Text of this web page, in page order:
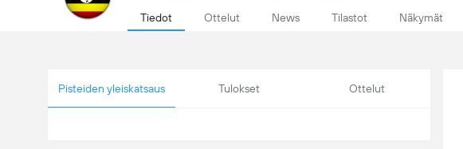
Tiedot Ottelut News Tilastot Näkymät
Pisteiden yleiskatsaus Tulokset Ottelut